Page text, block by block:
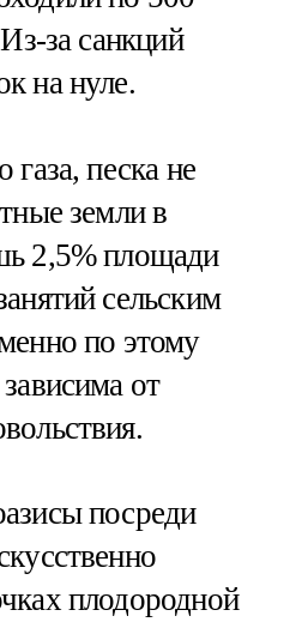
за санкций
на нуле.
газа, песка не
земли в
2,5% площади
сельским
по этому
от
посреди
плодородной